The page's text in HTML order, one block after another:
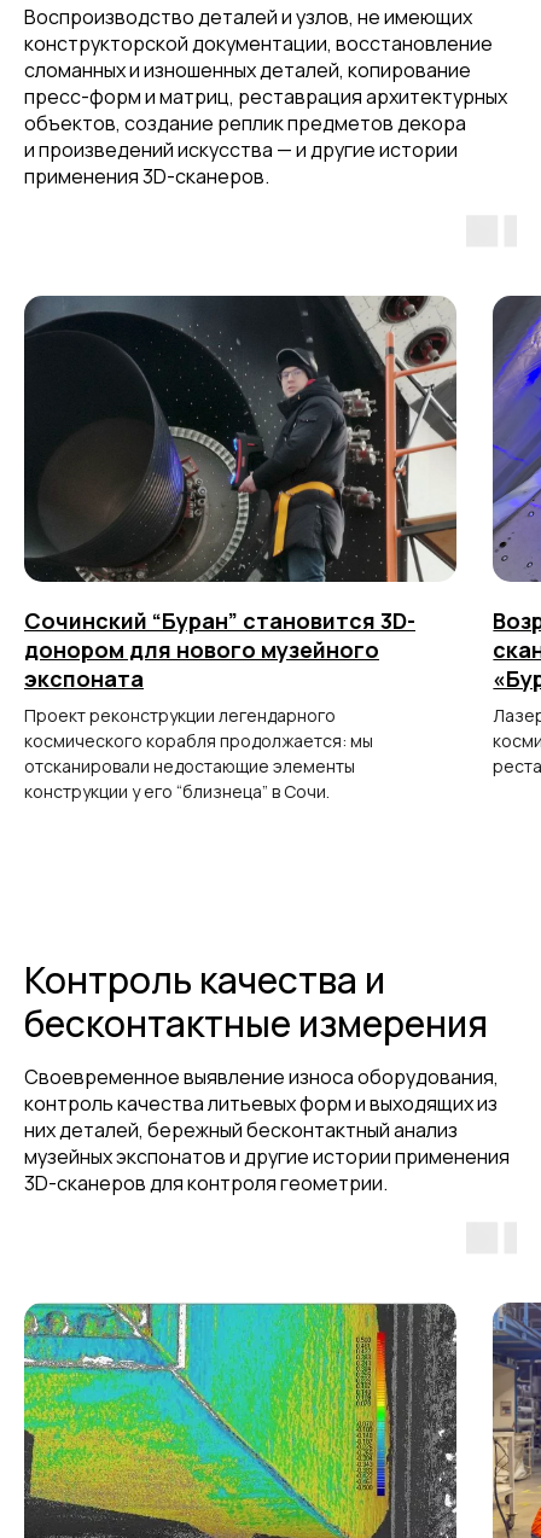
Воспроизводство деталей и узлов, не имеющих
конструкторской документации, восстановление
сломанных и изношенных деталей, копирование
пресс-форм и матриц, реставрация архитектурных
объектов, создание реплик предметов декора
и произведений искусства — и другие истории
применения 3D-сканеров.
Сочинский “Буран” становится 3D-
донором для нового музейного
экспоната
Проект реконструкции легендарного
космического корабля продолжается: мы
отсканировали недостающие элементы
конструкции у его “близнеца” в Сочи.
Контроль качества и
бесконтактные измерения
Своевременное выявление износа оборудования,
контроль качества литьевых форм и выходящих из
них деталей, бережный бесконтактный анализ
музейных экспонатов и другие истории применения
3D-сканеров для контроля геометрии.